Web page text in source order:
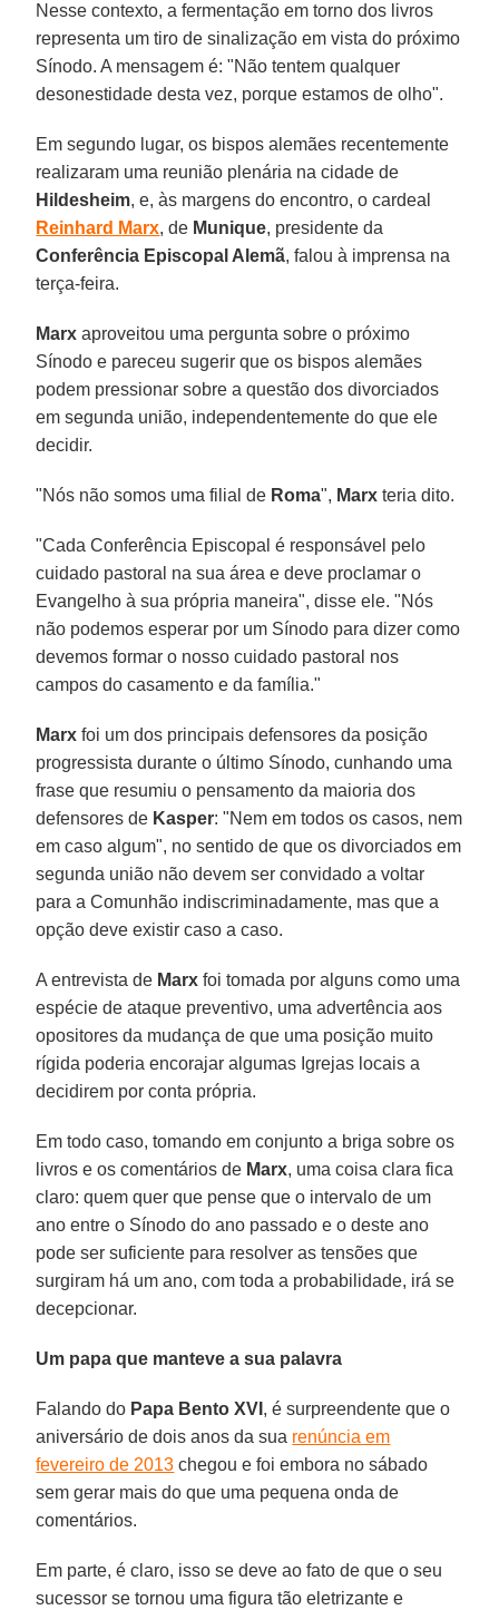
Nesse contexto, a fermentação em torno dos livros
representa um tiro de sinalização em vista do próximo
Sínodo. A mensagem é: "Não tentem qualquer
desonestidade desta vez, porque estamos de olho".
Em segundo lugar, os bispos alemães recentemente
realizaram uma reunião plenária na cidade de
Hildesheim, e, às margens do encontro, o cardeal
Reinhard Marx, de Munique, presidente da
Conferência Episcopal Alemã, falou à imprensa na
terça-feira.
Marx aproveitou uma pergunta sobre o próximo
Sínodo e pareceu sugerir que os bispos alemães
podem pressionar sobre a questão dos divorciados
em segunda união, independentemente do que ele
decidir.
"Nós não somos uma filial de Roma", Marx teria dito.
"Cada Conferência Episcopal é responsável pelo
cuidado pastoral na sua área e deve proclamar o
Evangelho à sua própria maneira", disse ele. "Nós
não podemos esperar por um Sínodo para dizer como
devemos formar o nosso cuidado pastoral nos
campos do casamento e da família."
Marx foi um dos principais defensores da posição
progressista durante o último Sínodo, cunhando uma
frase que resumiu o pensamento da maioria dos
defensores de Kasper: "Nem em todos os casos, nem
em caso algum", no sentido de que os divorciados em
segunda união não devem ser convidado a voltar
para a Comunhão indiscriminadamente, mas que a
opção deve existir caso a caso.
A entrevista de Marx foi tomada por alguns como uma
espécie de ataque preventivo, uma advertência aos
opositores da mudança de que uma posição muito
rígida poderia encorajar algumas Igrejas locais a
decidirem por conta própria.
Em todo caso, tomando em conjunto a briga sobre os
livros e os comentários de Marx, uma coisa clara fica
claro: quem quer que pense que o intervalo de um
ano entre o Sínodo do ano passado e o deste ano
pode ser suficiente para resolver as tensões que
surgiram há um ano, com toda a probabilidade, irá se
decepcionar.
Um papa que manteve a sua palavra
Falando do Papa Bento XVI , é surpreendente que o
aniversário de dois anos da sua renúncia em
fevereiro de 2013 chegou e foi embora no sábado
sem gerar mais do que uma pequena onda de
comentários.
Em parte, é claro, isso se deve ao fato de que o seu
sucessor se tornou uma figura tão eletrizante e